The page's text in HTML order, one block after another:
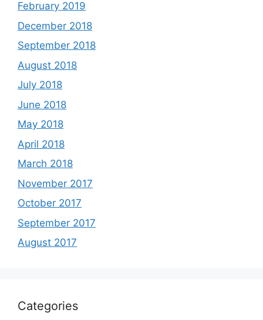
February 2019
December 2018
September 2018
August 2018
July 2018
June 2018
May 2018
April 2018
March 2018
November 2017
October 2017
September 2017
August 2017
Categories